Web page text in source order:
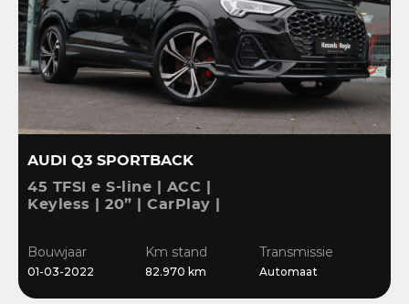
AUDI Q3 SPORTBACK
45 TFSI e S-line | ACC |
Keyless | 20” | CarPlay |
Bouwjaar
01-03-2022
Km stand
82.970 km
Transmissie
Automaat